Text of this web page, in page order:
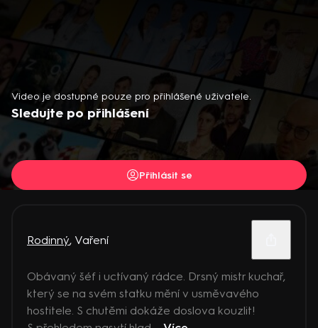
Video je dostupné pouze pro přihlášené uživatele.
Sledujte po přihlášení
Přihlásit se
Rodinný, Vaření
Obávaný šéf i uctívaný rádce. Drsný mistr kuchař,
který se na svém statku mění v usměvavého
hostitele. S chutěmi dokáže doslova kouzlit!